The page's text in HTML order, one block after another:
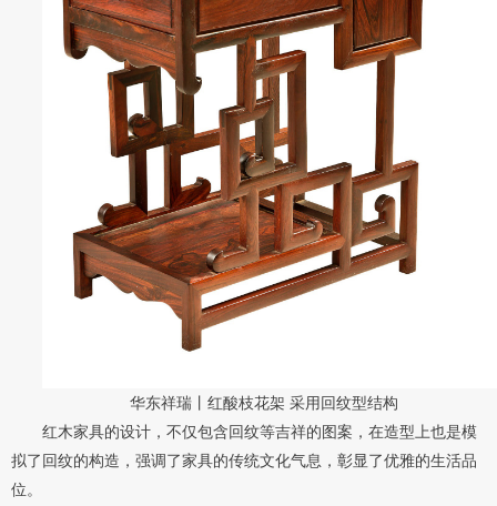
华东祥瑞丨红酸枝花架 采用回纹型结构
红木家具的设计，不仅包含回纹等吉祥的图案，在造型上也是模
拟了回纹的构造 ， 强调了家具的传统文化气息，彰显了优雅的生活品
位。